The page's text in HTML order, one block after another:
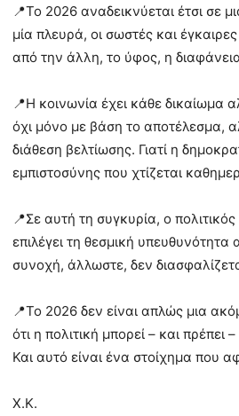
📍Το 2026 αναδεικνύεται έτσι σε
μία πλευρά, οι σωστές και
από την άλλη, το ύφος, η
📍Η κοινωνία έχει κάθε δικαίωμα
όχι μόνο με βάση το αποτέλεσμα,
διάθεση βελτίωσης. Γιατί η
εμπιστοσύνης που χτίζεται
📍Σε αυτή τη συγκυρία, ο
επιλέγει τη θεσμική
συνοχή, άλλωστε, δεν
📍Το 2026 δεν είναι απλώς μια
ότι η πολιτική μπορεί – και
Και αυτό είναι ένα στοίχημα που
Χ.Κ.